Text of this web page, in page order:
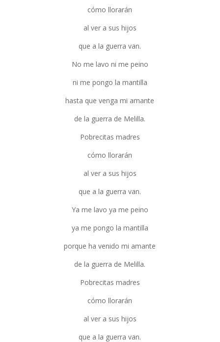
cómo llorarán
al ver a sus hijos
que a la guerra van.
No me lavo ni me peino
ni me pongo la mantilla
hasta que venga mi amante
de la guerra de Melilla.
Pobrecitas madres
cómo llorarán
al ver a sus hijos
que a la guerra van.
Ya me lavo ya me peino
ya me pongo la mantilla
porque ha venido mi amante
de la guerra de Melilla.
Pobrecitas madres
cómo llorarán
al ver a sus hijos
que a la guerra van.